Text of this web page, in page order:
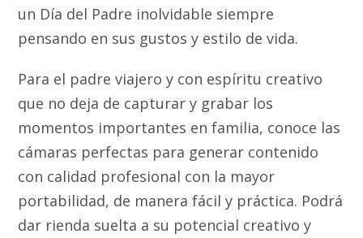
un Día del Padre inolvidable siempre
pensando en sus gustos y estilo de vida.
Para el padre viajero y con espíritu creativo
que no deja de capturar y grabar los
momentos importantes en familia, conoce las
cámaras perfectas para generar contenido
con calidad profesional con la mayor
portabilidad, de manera fácil y práctica. Podrá
dar rienda suelta a su potencial creativo y